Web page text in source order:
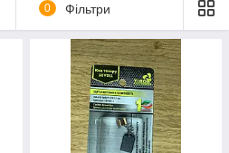
0 Фільтри